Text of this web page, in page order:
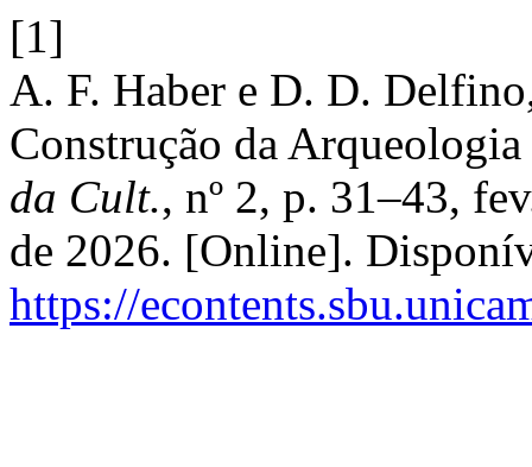
[1]
A. F. Haber e D. D.
Construção da
da Cult., nº 2, p. 31–43,
de 2026. [Online].
https://